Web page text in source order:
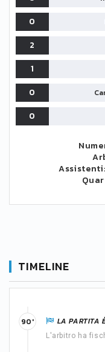
0
2
1
0
0
Assistenti:
TIMELINE
LA PARTITA
L'arbitro ha
90'